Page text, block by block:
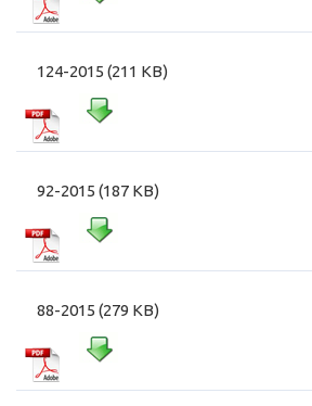
124-2015 (211 KB)
92-2015 (187 KB)
88-2015 (279 KB)